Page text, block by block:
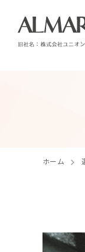
ホーム